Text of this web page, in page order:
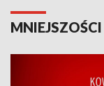
MNIEJSZOŚCI